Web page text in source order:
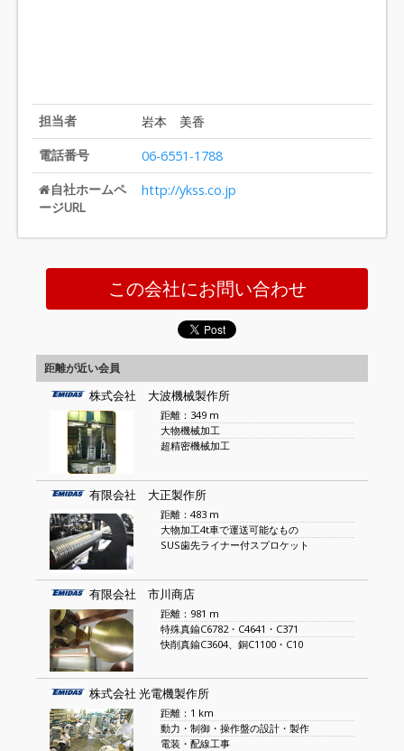
担当者
岩本 美香
電話番号
06-6551-1788
自社ホームペ
ージURL
http://ykss.co.jp
この会社にお問い合わせ
距離が近い会員
株式会社 大波機械製作所
距離：349 m
大物機械加工
超精密機械加工
有限会社 大正製作所
距離：483 m
大物加工4t車で運送可能なもの
SUS歯先ライナー付スプロケット
有限会社 市川商店
距離：981 m
特殊真鍮C6782・C4641・C371
快削真鍮C3604、銅C1100・C10
株式会社 光電機製作所
距離：1 km
動力・制御・操作盤の設計・製作
電装・配線工事